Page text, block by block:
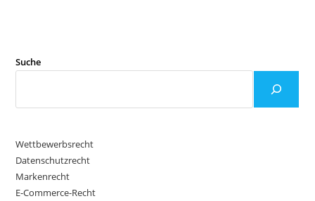
Suche
Wettbewerbsrecht
Datenschutzrecht
Markenrecht
E-Commerce-Recht